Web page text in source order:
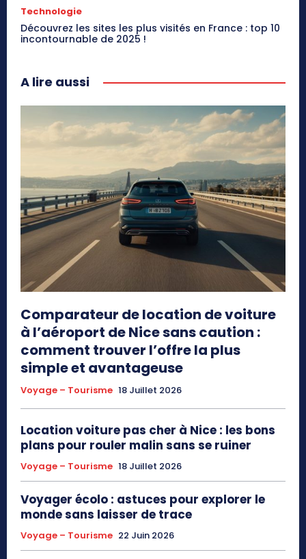
Technologie
Découvrez les sites les plus visités en France : top 10
incontournable de 2025 !
A lire aussi
Comparateur de location de voiture
à l’aéroport de Nice sans caution :
comment trouver l’offre la plus
simple et avantageuse
Voyage – Tourisme 18 Juillet 2026
Location voiture pas cher à Nice : les bons
plans pour rouler malin sans se ruiner
Voyage – Tourisme 18 Juillet 2026
Voyager écolo : astuces pour explorer le
monde sans laisser de trace
Voyage – Tourisme 22 Juin 2026